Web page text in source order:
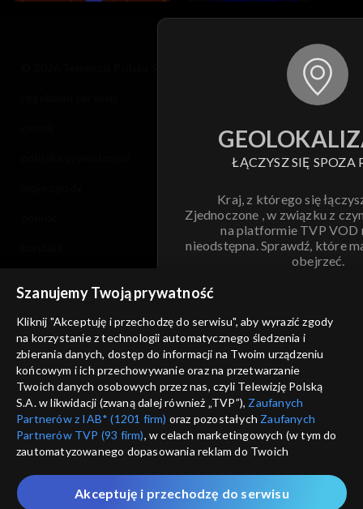
ŁĄCZYSZ SIĘ SPOZA
Kraj, z którego się
Zjednoczone , w związku z
na platformie TVP VOD
nieodstępna. Sprawdź, które
obejrzeć.
ANULUJ
informacje o dostawcy usług
Szanujemy Twoją prywatność
Kliknij "Akceptuję i przechodzę do serwisu", aby wyrazić zgody
na korzystanie z technologii automatycznego śledzenia i
zbierania danych, dostęp do informacji na Twoim urządzeniu
końcowym i ich przechowywanie oraz na przetwarzanie
Twoich danych osobowych przez nas, czyli Telewizję Polską
S.A. w likwidacji (zwaną dalej również „TVP”), Zaufanych
Partnerów z IAB* (1201 firm) oraz pozostałych Zaufanych
Partnerów TVP (93 firm), w celach marketingowych (w tym do
zautomatyzowanego dopasowania reklam do Twoich
które wskazujemy poniżej, a także zgody na udostępnianie
przez nas identyfikatora PPID do Google.
Akceptuję i przechodzę do serwisu